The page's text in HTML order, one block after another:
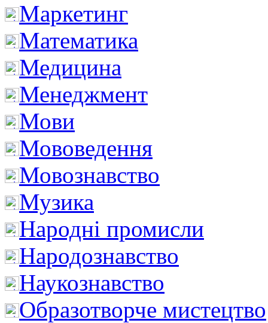
Маркетинг
Математика
Медицина
Менеджмент
Мови
Мововедення
Мовознавство
Музика
Народні промисли
Народознавство
Наукознавство
Образотворче мистецтво